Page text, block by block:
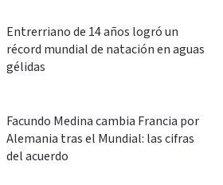
Entrerriano de 14 años logró un
récord mundial de natación en aguas
gélidas
Facundo Medina cambia Francia por
Alemania tras el Mundial: las cifras
del acuerdo